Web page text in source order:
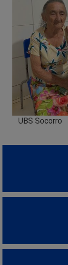
UBS Socorro